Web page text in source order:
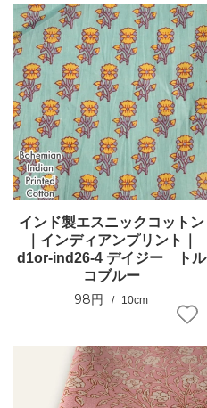
インド製エスニックコットン
｜インディアンプリント｜
d1or-ind26-4 デイジー トル
コブルー
98円 10cm